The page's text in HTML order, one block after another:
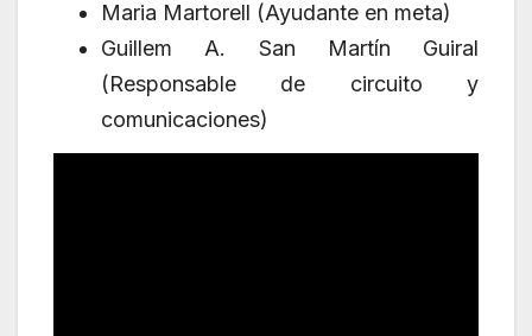
Maria Martorell (Ayudante en meta)
Guillem A. San Martín Guiral
(Responsable de circuito y
comunicaciones)